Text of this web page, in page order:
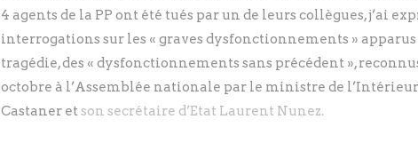
4 agents de la PP ont été tués par un de leurs collègues, j’ai
interrogations sur les « graves dysfonctionnements » apparus
tragédie, des « dysfonctionnements sans précédent »,
octobre à l’Assemblée nationale par le ministre de
Castaner etson secrétaire d’Etat Laurent Nunez.